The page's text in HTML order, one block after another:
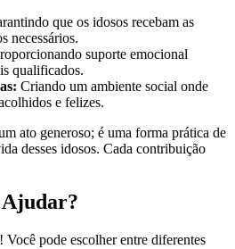
que os idosos recebam as
necessários.
suporte emocional
qualificados.
Criando um ambiente social onde
e felizes.
ato generoso; é uma forma prática de
desses idosos. Cada contribuição
Ajudar?
Você pode escolher entre diferentes